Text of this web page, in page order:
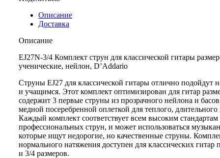
Описание
Доставка
Описание
EJ27N-3/4 Комплект струн для классической гитары
ученические, нейлон, D’Addario
Струны EJ27 для классической гитары отлично подойдут
и учащимся. Этот комплект оптимизирован для гитар
содержит 3 первые струны из прозрачного нейлона и
медной посеребренной оплеткой для теплого, длительного
Каждый комплект соответствует всем высоким
профессиональных струн, и может использоваться
которые ищут недорогие, но качественные струны.
нормального натяжения доступен для классических гитар
и 3/4 размеров.